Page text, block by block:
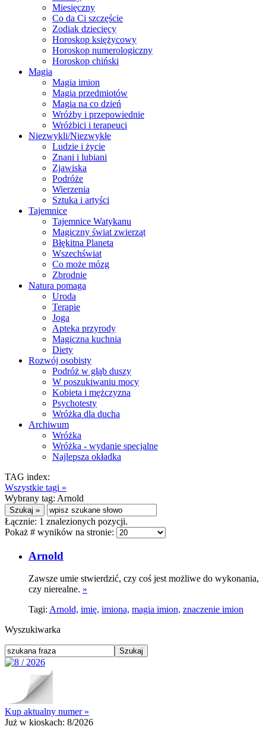
Miesięczny
Co da Ci szczęście
Zodiak dziecięcy
Horoskop księżycowy
Horoskop numerologiczny
Horoskop chiński
Magia
Magia imion
Magia przedmiotów
Magia na co dzień
Wróżby i przepowiednie
Wróżbici i terapeuci
Niezwykli/Niezwykłe
Ludzie i życie
Znani i lubiani
Zjawiska
Podróże
Wierzenia
Sztuka i artyści
Tajemnice
Tajemnice Watykanu
Magiczny świat zwierząt
Błękitna Planeta
Wszechświat
Co może mózg
Zbrodnie
Natura pomaga
Uroda
Terapie
Joga
Apteka przyrody
Magiczna kuchnia
Diety
Rozwój osobisty
Podróż w głąb duszy
W poszukiwaniu mocy
Kobieta i mężczyzna
Psychotesty
Wróżka dla ducha
Archiwum
Wróżka
Wróżka - wydanie specjalne
Najlepsza okładka
TAG index:
Wszystkie tagi »
Wybrany tag: Arnold
Łącznie: 1 znalezionych pozycji.
Pokaż # wyników na stronie:
Arnold
Zawsze umie stwierdzić, czy coś jest możliwe do wykonania,
czy nierealne. »
Tagi: Arnold, imię, imiona, magia imion, znaczenie imion
Wyszukiwarka
Kup aktualny numer »
Już w kioskach: 8/2026